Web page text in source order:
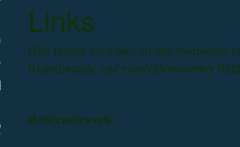
Links
Hier finden Sie Links zu den Webseiten
Reiterfreunde und empfehlenswerten
Reiternetzwerk: